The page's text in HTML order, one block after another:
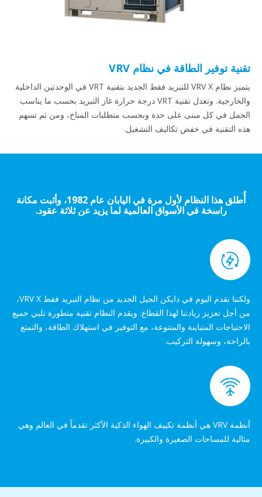
تقنية توفير الطاقة في نظام VRV
يتميز نظام VRV X للتبريد فقط الجديد بتقنية VRT في الوحدتين الداخلية
والخارجية. وتعدل تقنية VRT درجة حرارة غاز التبريد بحسب ما يناسب
الحمل في كل مبنى على حدة وبحسب متطلبات المناخ، ومن ثم تسهم
هذه التقنية في خفض تكاليف التشغيل.
أُطلق هذا النظام لأول مرة في اليابان عام 1982، وأثبت مكانة
راسخة في الأسواق العالمية لما يزيد عن ثلاثة عقود.
ولكننا نقدم اليوم في دايكن الجيل الجديد من نظام التبريد فقط VRV X،
من أجل تعزيز ريادتنا لهذا القطاع. ويقدم النظام تقنية متطورة تلبي جميع
الاحتياجات المتباينة والمتنوعة، مع التوفير في استهلاك الطاقة، والتمتع
بالراحة، وسهولة التركيب.
أنظمة VRV هي أنظمة تكييف الهواء الذكية الأكثر تقدماً في العالم وهي
مثالية للمساحات الصغيرة والكبيرة.